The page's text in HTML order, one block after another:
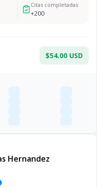
Citas completadas
+200
$54.00 USD
Hernandez